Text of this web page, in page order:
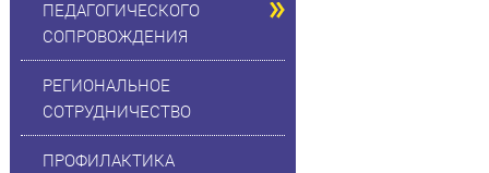
ПЕДАГОГИЧЕСКОГО
СОПРОВОЖДЕНИЯ
РЕГИОНАЛЬНОЕ
СОТРУДНИЧЕСТВО
ПРОФИЛАКТИКА